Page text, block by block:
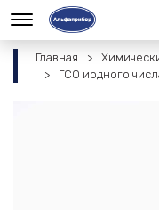
Главная
ГСО иодного